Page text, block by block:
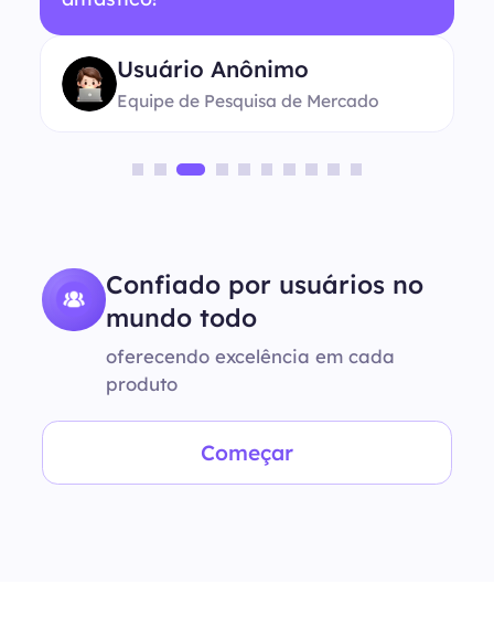
Usuário Anônimo
Equipe de Pesquisa de Mercado
Confiado por usuários no
mundo todo
oferecendo excelência em cada
produto
Começar